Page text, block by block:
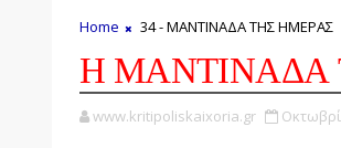
Home 34 - ΜΑΝΤΙΝΑΔΑ ΤΗΣ ΗΜΕΡΑΣ
Η ΜΑΝΤΙΝΑΔΑ
www.kritipoliskaixoria.gr